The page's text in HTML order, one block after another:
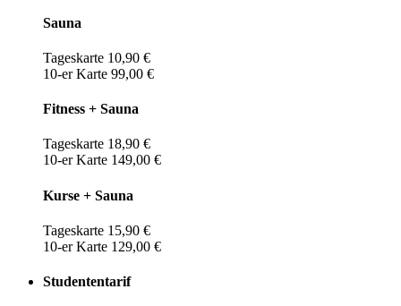
Sauna
Tageskarte 10,90 €
10-er Karte 99,00 €
Fitness + Sauna
Tageskarte 18,90 €
10-er Karte 149,00 €
Kurse + Sauna
Tageskarte 15,90 €
10-er Karte 129,00 €
Studententarif